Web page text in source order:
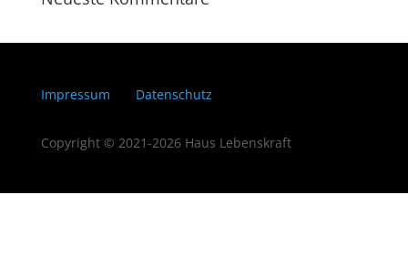
Impressum Datenschutz
Copyright © 2021-2026 Haus Lebenskraft